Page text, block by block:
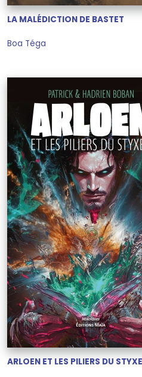
LA MALÉDICTION DE BASTET
Boa Téga
ARLOEN ET LES PILIERS DU